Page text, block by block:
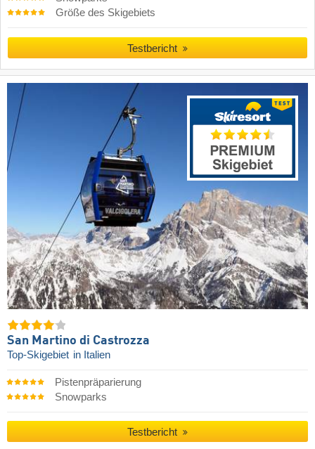
Größe des Skigebiets
Testbericht
San Martino di Castrozza
Top-Skigebiet in Italien
Pistenpräparierung
Snowparks
Testbericht